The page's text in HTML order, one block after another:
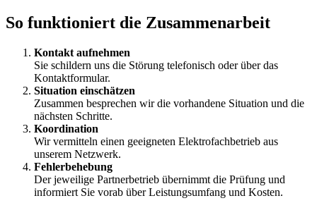
So funktioniert die Zusammenarbeit
Kontakt aufnehmen
Sie schildern uns die Störung telefonisch oder über das
Kontaktformular.
Situation einschätzen
Zusammen besprechen wir die vorhandene Situation und die
nächsten Schritte.
Koordination
Wir vermitteln einen geeigneten Elektrofachbetrieb aus
unserem Netzwerk.
Fehlerbehebung
Der jeweilige Partnerbetrieb übernimmt die Prüfung und
informiert Sie vorab über Leistungsumfang und Kosten.